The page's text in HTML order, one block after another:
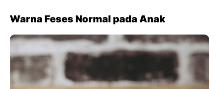
Warna Feses Normal pada Anak